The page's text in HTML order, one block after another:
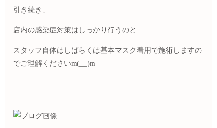
引き続き、
店内の感染症対策はしっかり行うのと
スタッフ自体はしばらくは基本マスク着用で施術しますの
でご理解くださいm(__)m